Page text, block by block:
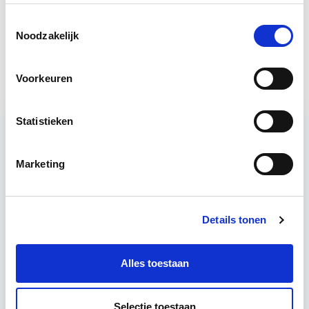
Noodzakelijk
Voorkeuren
Statistieken
Marketing
Details tonen
Alles toestaan
Selectie toestaan
Vastgoedrecht & Bouwrecht Start wo 16 sep
Business Case voor Vastgoed- &
Tijdens deze opleiding leer je om integraal
komen voorbij, waarbij de… Lees verder